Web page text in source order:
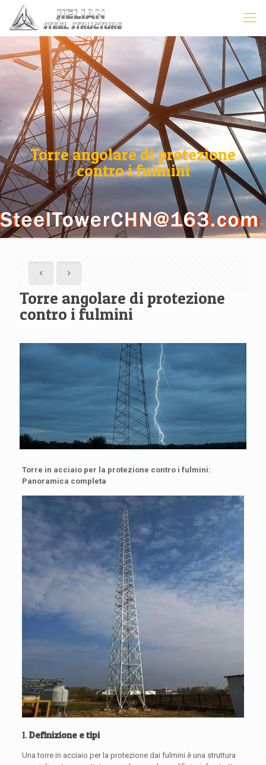
Torre angolare di protezione
contro i fulmini
Torre angolare di protezione
contro i fulmini
Torre in acciaio per la protezione contro i fulmini:
Panoramica completa
1. Definizione e tipi
Una torre in acciaio per la protezione dai fulmini è una struttura